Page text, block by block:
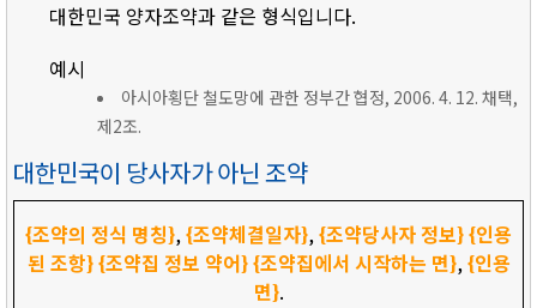
대한민국 양자조약과 같은 형식입니다.
예시
아시아횡단 철도망에 관한 정부간 협정, 2006. 4. 12. 채택,
제2조.
대한민국이 당사자가 아닌 조약
{조약의 정식 명칭},{조약체결일자},{조약당사자 정보}{인용
된 조항}{조약집 정보 약어}{조약집에서 시작하는 면},{인용
면}.